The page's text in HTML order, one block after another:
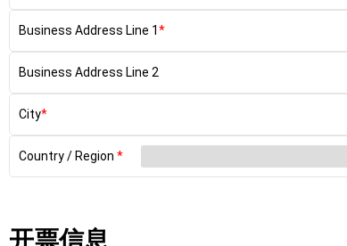
Business Address Line 1
Business Address Line 2
City
Country / Region